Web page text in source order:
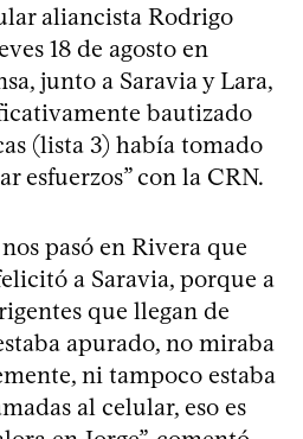
aliancista Rodrigo
18 de agosto en
junto a Saravia y Lara,
bautizado
(lista 3) había tomado
esfuerzos” con la CRN.
pasó en Rivera que
a Saravia, porque a
que llegan de
apurado, no miraba
ni tampoco estaba
al celular, eso es